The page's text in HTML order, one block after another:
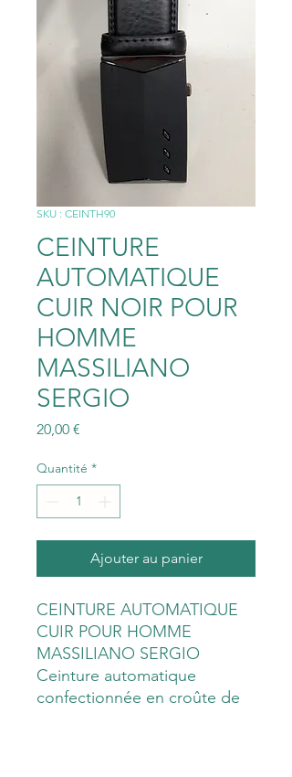
SKU : CEINTH90
CEINTURE
AUTOMATIQUE
CUIR NOIR POUR
HOMME
MASSILIANO
SERGIO
20,00 €
Quantité *
Ajouter au panier
CEINTURE AUTOMATIQUE
CUIR POUR HOMME
MASSILIANO SERGIO
Ceinture automatique
confectionnée en croûte de